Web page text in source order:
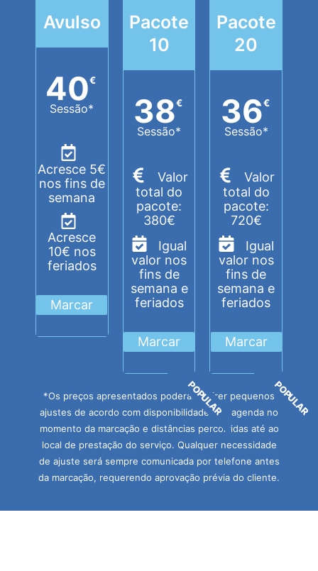
Avulso
40€
Sessão*
Acresce 5€
nos fins de
semana
Acresce
10€ nos
feriados
Marcar
Pacote
10
38€
Sessão*
Valor
total do
pacote:
380€
Igual
valor nos
fins de
semana e
feriados
Marcar
POPULAR
Pacote
20
36€
Sessão*
Valor
total do
pacote:
720€
Igual
valor nos
fins de
semana e
feriados
Marcar
POPULAR
*Os preços apresentados poderão sofrer pequenos
ajustes de acordo com disponibilidades de agenda no
momento da marcação e distâncias percorridas até ao
local de prestação do serviço. Qualquer necessidade
de ajuste será sempre comunicada por telefone antes
da marcação, requerendo aprovação prévia do cliente.